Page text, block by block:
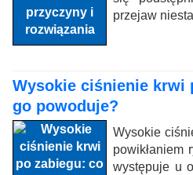
przejaw
Wysokie ciśnienie krwi
go powoduje?
Wysokie
powikłaniem
występuje u